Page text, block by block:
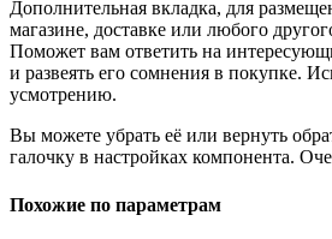
Дополнительная вкладка, для
магазине, доставке или любого
Поможет вам ответить на
и развеять его сомнения в покупке.
усмотрению.
Вы можете убрать её или вернуть
галочку в настройках компонента.
Похожие по параметрам